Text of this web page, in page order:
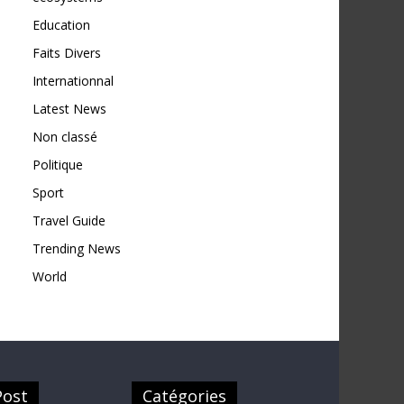
Education
Faits Divers
Internationnal
Latest News
Non classé
Politique
Sport
Travel Guide
Trending News
World
Catégories